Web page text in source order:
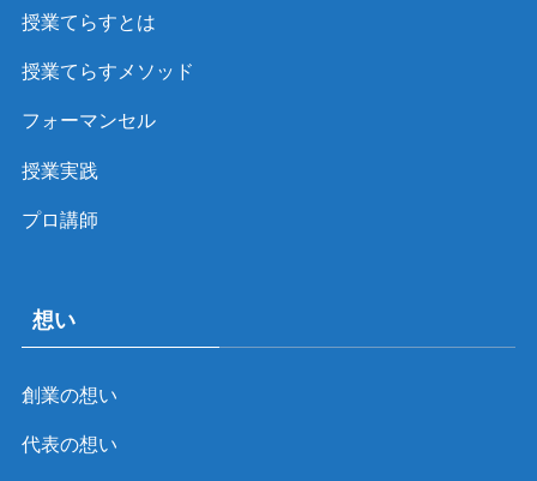
授業てらすとは
授業てらすメソッド
フォーマンセル
授業実践
プロ講師
想い
創業の想い
代表の想い